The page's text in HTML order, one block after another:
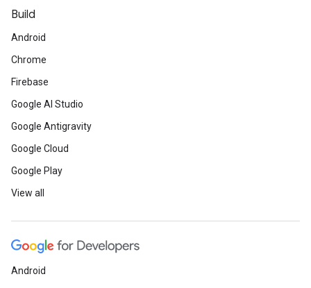
Build
Android
Chrome
Firebase
Google AI Studio
Google Antigravity
Google Cloud
Google Play
View all
Android